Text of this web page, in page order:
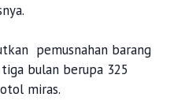
pemusnahan barang
bulan berupa 325
miras.